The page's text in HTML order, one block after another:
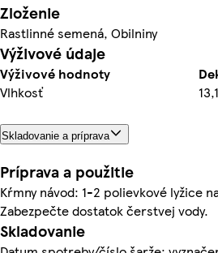
Zloženie
Rastlinné semená, Obilniny
Výživové údaje
Výživové hodnoty
Vlhkosť
Skladovanie a príprava
Príprava a použitie
Kŕmny návod: 1-2 polievkové lyžice
Zabezpečte dostatok čerstvej vody.
Skladovanie